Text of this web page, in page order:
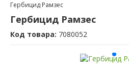
Гербицид Рамзес
Гербицид Рамзес
Код товара: 7080052